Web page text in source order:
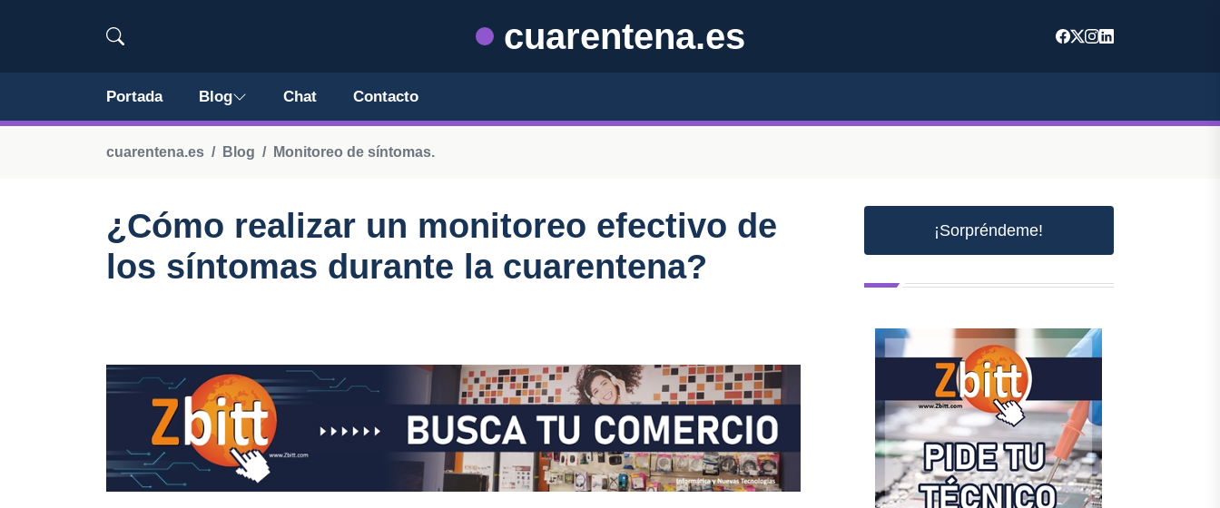
cuarentena.es
Portada Blog Chat Contacto
cuarentena.es Blog Monitoreo de síntomas.
¿Cómo realizar un monitoreo efectivo de
los síntomas durante la cuarentena?
¡Sorpréndeme!